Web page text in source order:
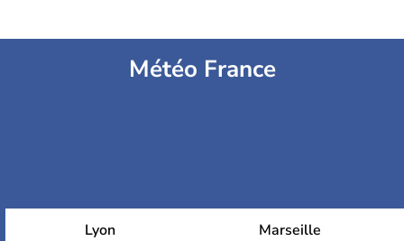
Météo France
Lyon Marseille